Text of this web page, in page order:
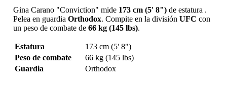
Gina Carano "Conviction" mide 173 cm (5' 8")de estatura .
Pelea en guardia Orthodox. Compite en la división UFC con
un peso de combate de 66 kg (145 lbs).
Estatura
173 cm (5' 8")
Peso de combate
66 kg (145 lbs)
Guardia
Orthodox